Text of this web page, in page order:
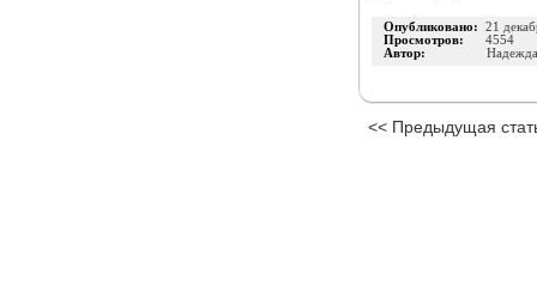
Опубликовано: 21
Просмотров: 4554
Автор:
<< Предыдущая